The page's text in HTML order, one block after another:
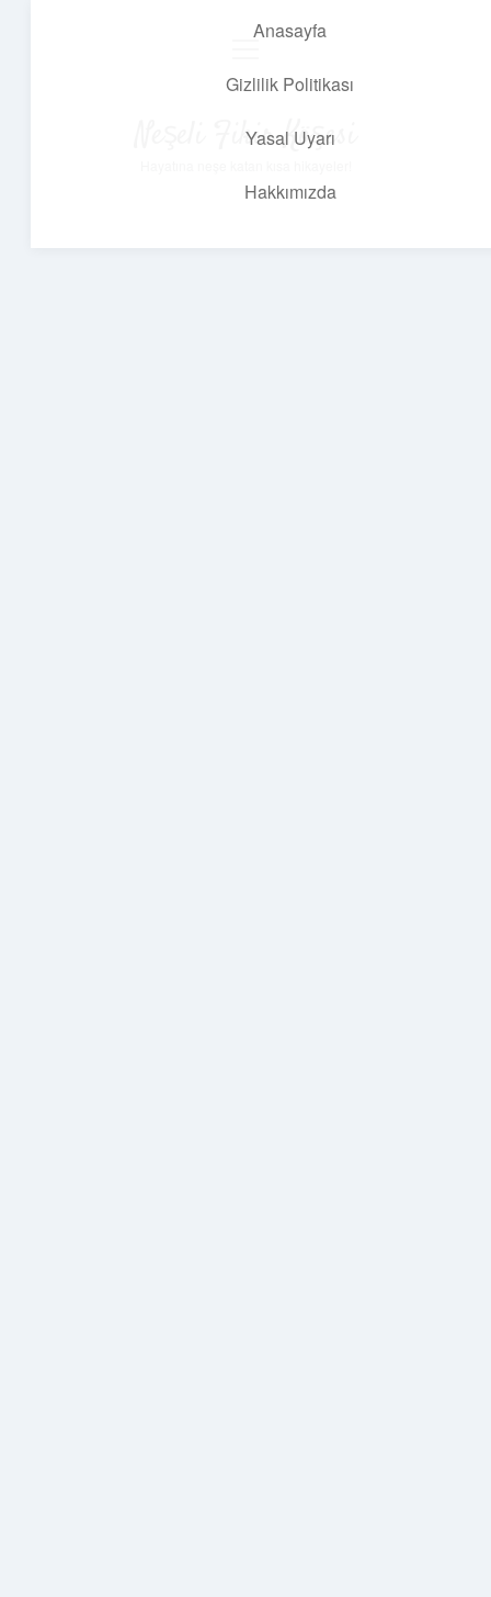
Anasayfa
Gizlilik Politikası
Yasal Uyarı
Hakkımızda
Neşeli Fikir Köşesi